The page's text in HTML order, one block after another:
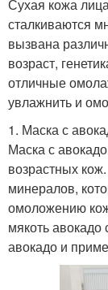
Сухая кожа
сталкиваются
вызвана
возраст,
отличные
увлажнить и
1. Маска с
Маска с
возрастных
минералов,
омоложению
мякоть
авокадо и